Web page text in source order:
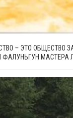
– ЭТО ОБЩЕСТВО
ФАЛУНЬГУН МАСТЕРА